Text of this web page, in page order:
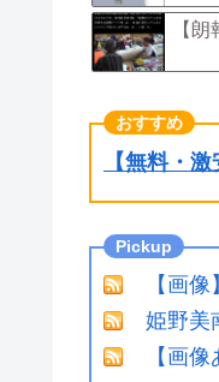
【
【無料・
【画
姫野美
【画